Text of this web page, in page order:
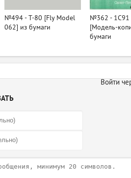
№494 - T-80 [Fly Model
062] из бумаги
№362 -
[Модель-
бумаги